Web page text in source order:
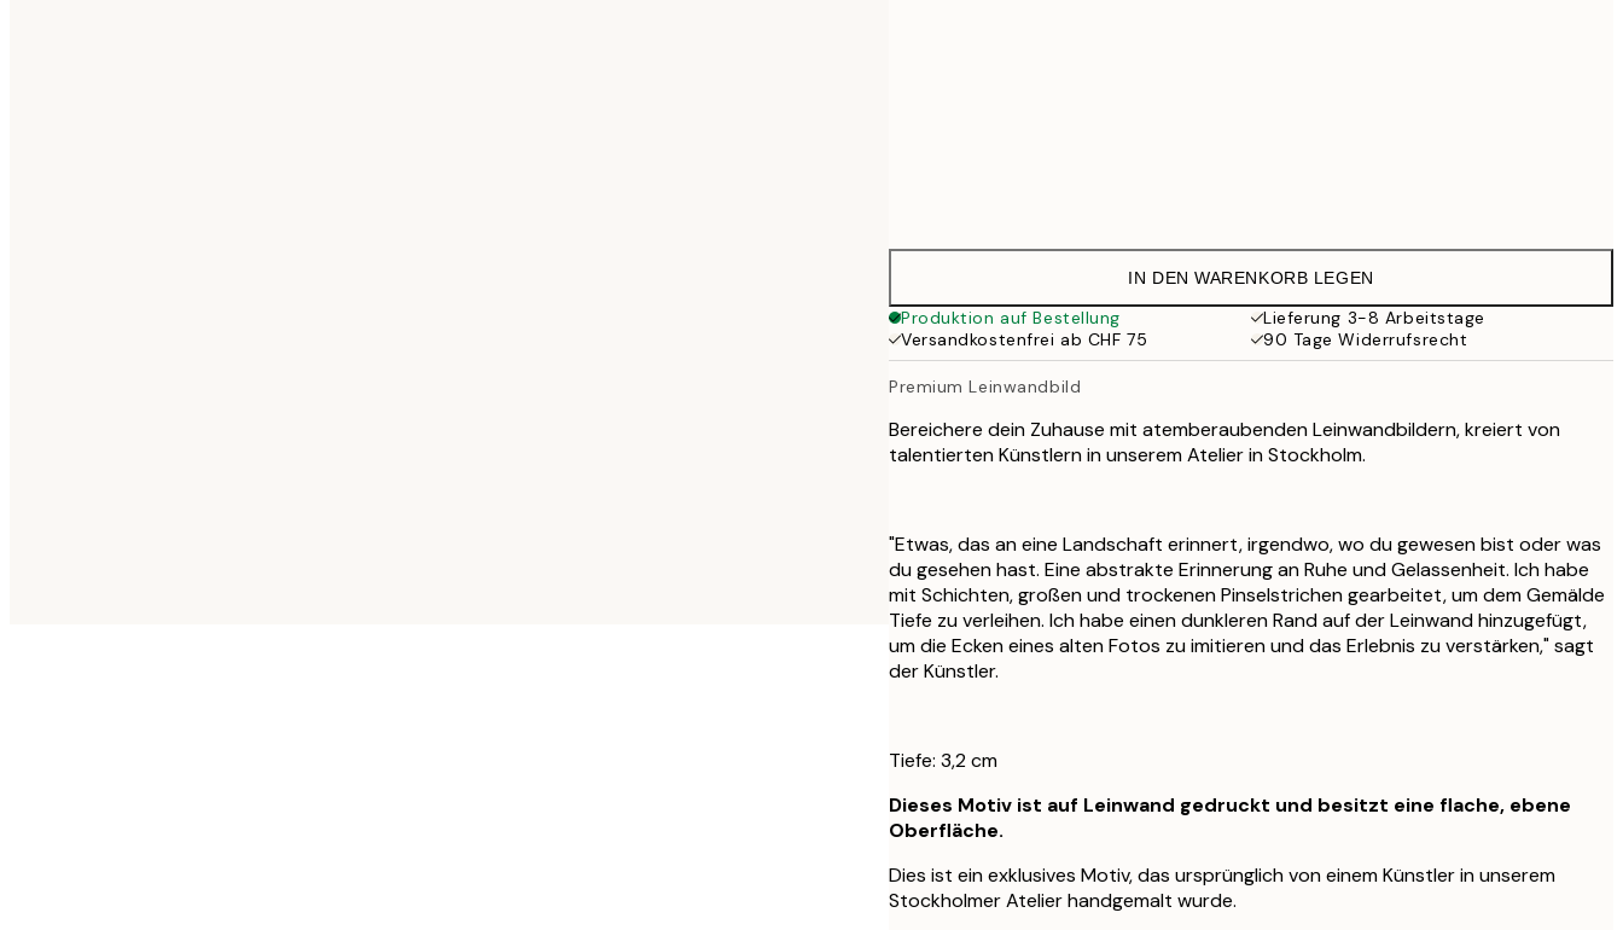
IN DEN WARENKORB LEGEN
Produktion auf Bestellung
Lieferung 3-8 Arbeitstage
Versandkostenfrei ab CHF 75
90 Tage Widerrufsrecht
Premium Leinwandbild
Bereichere dein Zuhause mit atemberaubenden Leinwandbildern, kreiert von
talentierten Künstlern in unserem Atelier in Stockholm.
"Etwas, das an eine Landschaft erinnert, irgendwo, wo du gewesen bist oder was
du gesehen hast. Eine abstrakte Erinnerung an Ruhe und Gelassenheit. Ich habe
mit Schichten, großen und trockenen Pinselstrichen gearbeitet, um dem Gemälde
Tiefe zu verleihen. Ich habe einen dunkleren Rand auf der Leinwand hinzugefügt,
um die Ecken eines alten Fotos zu imitieren und das Erlebnis zu verstärken," sagt
der Künstler.
Tiefe: 3,2 cm
Dieses Motiv ist auf Leinwand gedruckt und besitzt eine flache, ebene
Oberfläche.
Dies ist ein exklusives Motiv, das ursprünglich von einem Künstler in unserem
Stockholmer Atelier handgemalt wurde.